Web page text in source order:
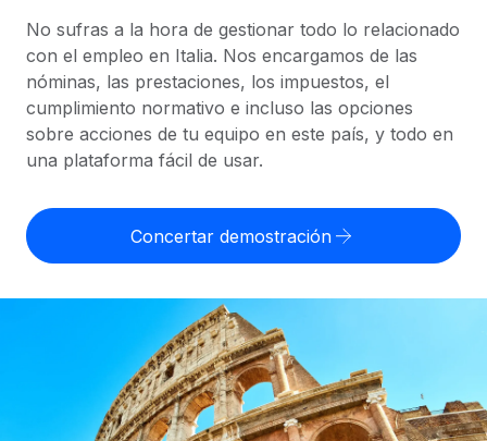
Nómina global
Gestiona las nóminas de forma sencilla y conforme a la
legalidad.
Employer of Record
Expándete en todo el mundo sin gastar en entidades.
cumpliendo la normativa.
Integra y gestiona a autónomos globalmente.
Externaliza tareas laborales complejas.
COBERTURA MUNDIAL
Explorador de países
Consulta el soporte del empleo global según el país.
Explorador estatal de EE. UU.
Simplifica la contratación en todos los estados de EE.
Comparador de Remote
Compáranos con otras empresas.
ETAPAS DE CRECIMIENTO
Startups
Soluciones ágiles de RR. HH. globales y nóminas para
empresas en crecimiento.
Recursos
HERRAMIENTAS Y CALCULADORAS
Calculadora del riesgo de clasificación errónea
Consulta el riesgo de clasificación errónea por país.
cualquier país.
Descubre opciones de divisas y tiempos de pago para
autónomos globales.
APRENDIZAJE CON REMOTE
Precios
English
Nederlands
No sufras a la hora de gestionar todo lo relacionado
con el empleo en Italia. Nos encargamos de las
nóminas, las prestaciones, los impuestos, el
cumplimiento normativo e incluso las opciones
sobre acciones de tu equipo en este país, y todo en
una plataforma fácil de usar.
Concertar demostración